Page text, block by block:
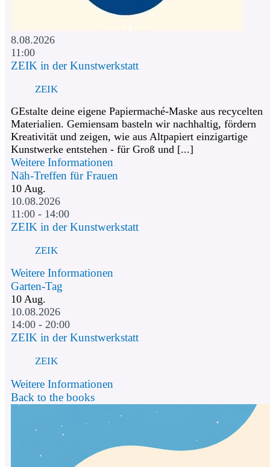
8.08.2026
11:00
ZEIK in der Kunstwerkstatt
ZEIK
GEstalte deine eigene Papiermaché-Maske aus recycelten
Materialien. Gemiensam basteln wir nachhaltig, fördern
Kreativität und zeigen, wie aus Altpapiert einzigartige
Kunstwerke entstehen - für Groß und [...]
Weitere Informationen
Näh-Treffen für Frauen
10 Aug.
10.08.2026
11:00 - 14:00
ZEIK in der Kunstwerkstatt
ZEIK
Weitere Informationen
Garten-Tag
10 Aug.
10.08.2026
14:00 - 20:00
ZEIK in der Kunstwerkstatt
ZEIK
Weitere Informationen
Back to the books